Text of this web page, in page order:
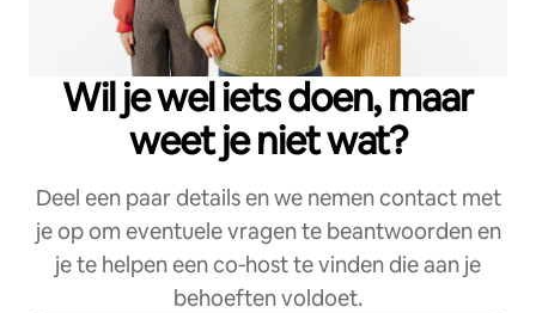
Wil je wel iets doen, maar
weet je niet wat?
Deel een paar details en we nemen contact met
je op om eventuele vragen te beantwoorden en
je te helpen een co‑host te vinden die aan je
behoeften voldoet.